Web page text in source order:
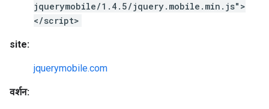
jquerymobile/1.4.5/jquery.mobile.min.js">
</script>
site:
jquerymobile.com
वर्शन: